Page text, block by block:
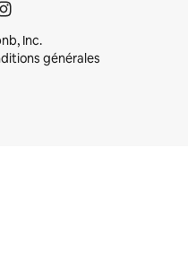
Inc.
générales